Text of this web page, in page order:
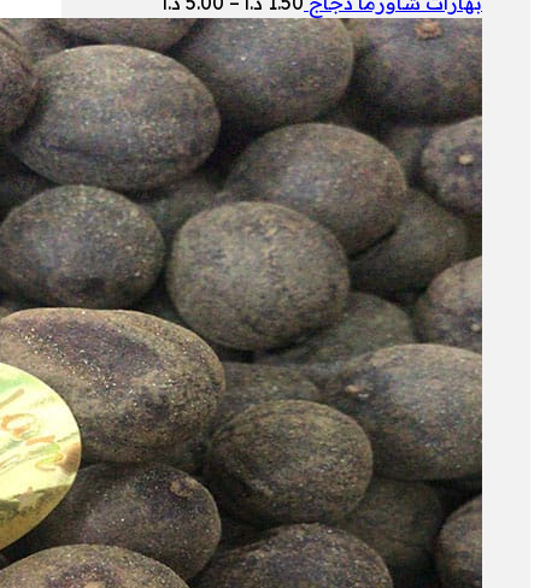
السعر:
من
خلال